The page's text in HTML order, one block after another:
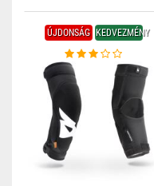
ÚJDONSÁG KEDVEZMÉNY